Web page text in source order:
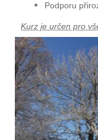
Podporu
Kurz je určen pro